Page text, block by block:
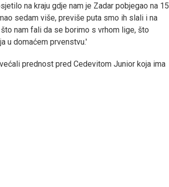
na kraju gdje nam je Zadar pobjegao na 15
sedam više, previše puta smo ih slali i na
nam fali da se borimo s vrhom lige, što
u domaćem prvenstvu.'
prednost pred Cedevitom Junior koja ima